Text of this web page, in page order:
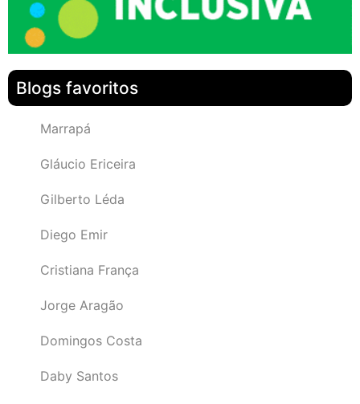
Blogs favoritos
Marrapá
Gláucio Ericeira
Gilberto Léda
Diego Emir
Cristiana França
Jorge Aragão
Domingos Costa
Daby Santos